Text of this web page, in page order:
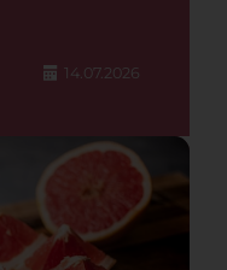
14.07.2026